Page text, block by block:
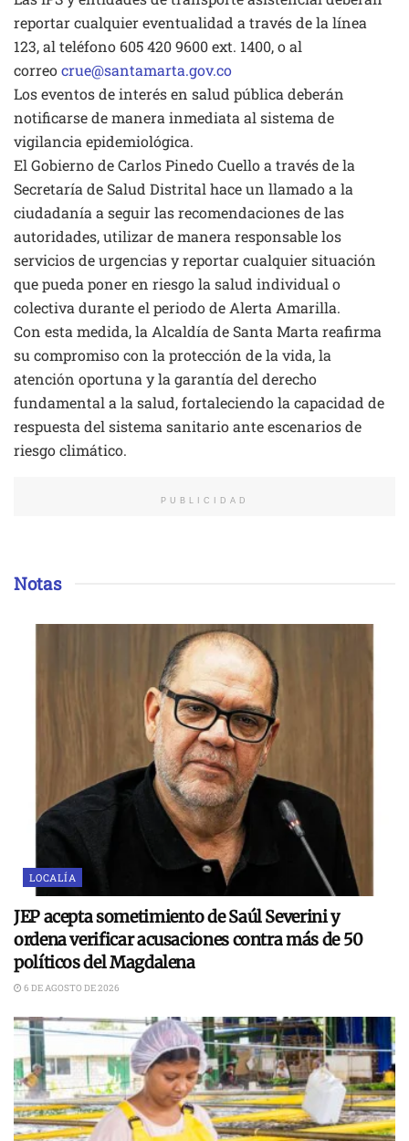
reportar cualquier eventualidad a través de la línea
123, al teléfono 605 420 9600 ext. 1400, o al
correocrue@santamarta.gov.co
Los eventos de interés en salud pública deberán
notificarse de manera inmediata al sistema de
vigilancia epidemiológica.
El Gobierno de Carlos Pinedo Cuello a través de la
Secretaría de Salud Distrital hace un llamado a la
ciudadanía a seguir las recomendaciones de las
autoridades, utilizar de manera responsable los
servicios de urgencias y reportar cualquier situación
que pueda poner en riesgo la salud individual o
colectiva durante el periodo de Alerta Amarilla.
Con esta medida, la Alcaldía de Santa Marta reafirma
su compromiso con la protección de la vida, la
atención oportuna y la garantía del derecho
fundamental a la salud, fortaleciendo la capacidad de
respuesta del sistema sanitario ante escenarios de
riesgo climático.
PUBLICIDAD
Notas
LOCALÍA
JEP acepta sometimiento de Saúl Severini y
ordena verificar acusaciones contra más de 50
políticos del Magdalena
6 DE AGOSTO DE 2026